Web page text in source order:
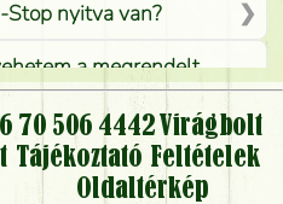
nyitva van?
a megrendelt
kiszállítással
rendelni?
70 506 4442 Virágbolt
Tájékoztató Feltételek
Oldaltérkép